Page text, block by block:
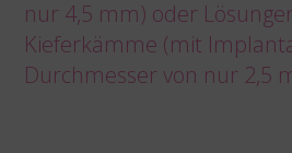
nur 4,5 mm) oder
Kieferkämme (mit
Durchmesser von nur 2,5